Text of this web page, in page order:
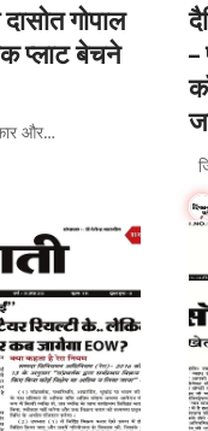
गोपाल
प्लाट बेचने
और…
–